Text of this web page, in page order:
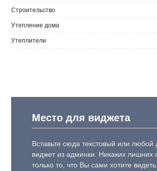
Строительство
Утепление дома
Утеплители
Место для виджета
Вставьте сюда текстовый или любой
виджет из админки. Никаких лишних
только то, что Вы сами хотите видеть